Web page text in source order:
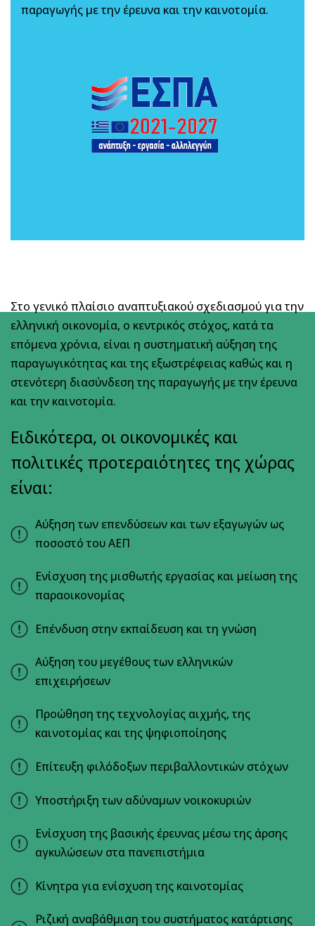
παραγωγής με την έρευνα και την καινοτομία.
Στο γενικό πλαίσιο αναπτυξιακού σχεδιασμού για την
ελληνική οικονομία, ο κεντρικός στόχος, κατά τα
επόμενα χρόνια, είναι η συστηματική αύξηση της
παραγωγικότητας και της εξωστρέφειας καθώς και η
στενότερη διασύνδεση της παραγωγής με την έρευνα
και την καινοτομία.
Ειδικότερα, οι οικονομικές και
πολιτικές προτεραιότητες της χώρας
είναι:
Αύξηση των επενδύσεων και των εξαγωγών ως
ποσοστό του ΑΕΠ
Ενίσχυση της μισθωτής εργασίας και μείωση της
παραοικονομίας
Επένδυση στην εκπαίδευση και τη γνώση
Αύξηση του μεγέθους των ελληνικών
επιχειρήσεων
Προώθηση της τεχνολογίας αιχμής, της
καινοτομίας και της ψηφιοποίησης
Επίτευξη φιλόδοξων περιβαλλοντικών στόχων
Υποστήριξη των αδύναμων νοικοκυριών
Ενίσχυση της βασικής έρευνας μέσω της άρσης
αγκυλώσεων στα πανεπιστήμια
Κίνητρα για ενίσχυση της καινοτομίας
Ριζική αναβάθμιση του συστήματος κατάρτισης